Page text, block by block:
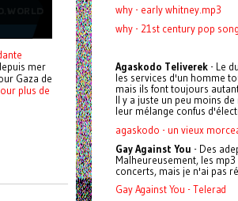
why - early whitney.mp3
why - 21st century pop
Agaskodo Teliverek - Le
les services d'un homme
mais ils font toujours
Il y a juste un peu moins
leur mélange confus
agaskodo - un vieux
Gay Against You - Des
Malheureusement, les
concerts, mais je n'ai pas
Gay Against You - Telerad
mer
Gaza de
plus de